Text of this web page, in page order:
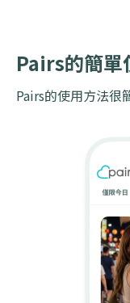
Pairs的簡單
Pairs的使用方法很